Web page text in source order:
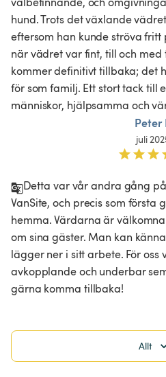
hund. Trots det växlande
eftersom han kunde ströva fritt
när vädret var fint, till och med
kommer definitivt tillbaka; det
för som familj. Ett stort tack till
människor, hjälpsamma och
Peter
juli
Detta var vår andra gång
VanSite, och precis som första
hemma. Värdarna är
om sina gäster. Man kan
lägger ner i sitt arbete. För oss
avkopplande och underbar
gärna komma tillbaka!
Allt